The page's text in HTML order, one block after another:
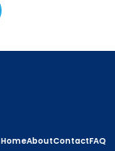
HomeAboutContactFAQ